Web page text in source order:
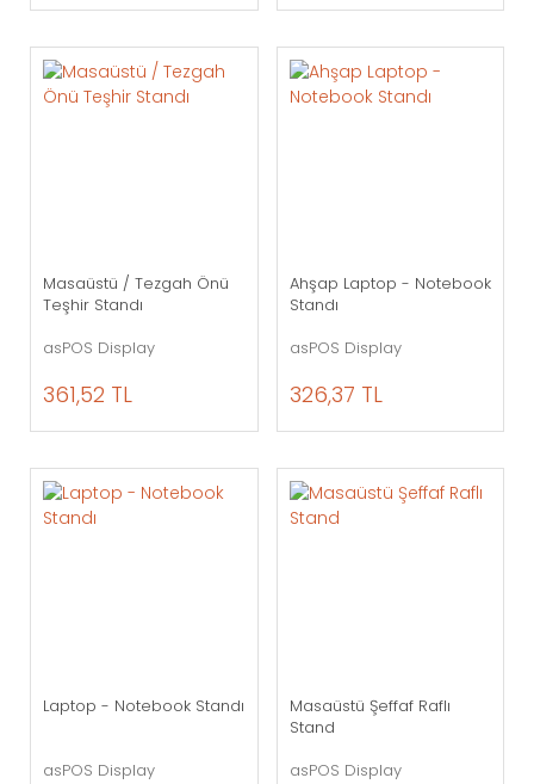
Masaüstü / Tezgah Önü
Teşhir Standı
asPOS Display
361,52 TL
Ahşap Laptop - Notebook
Standı
asPOS Display
326,37 TL
Laptop - Notebook Standı
asPOS Display
Masaüstü Şeffaf Raflı
Stand
asPOS Display